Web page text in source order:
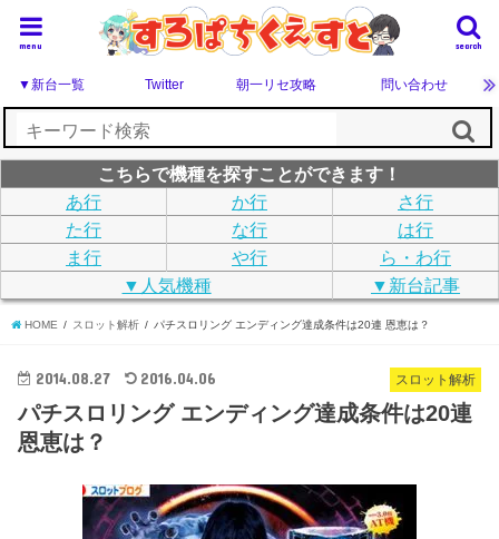
search
menu
▼新台一覧 Twitter 朝一リセ攻略 問い合わせ
こちらで機種を探すことができます！
あ行
か行
さ行
た行
な行
は行
ま行
や行
ら・わ行
▼人気機種
▼新台記事
HOME スロット解析 パチスロリング エンディング達成条件は20連 恩恵は？
スロット解析
2014.08.27 2016.04.06
パチスロリング エンディング達成条件は20連
恩恵は？